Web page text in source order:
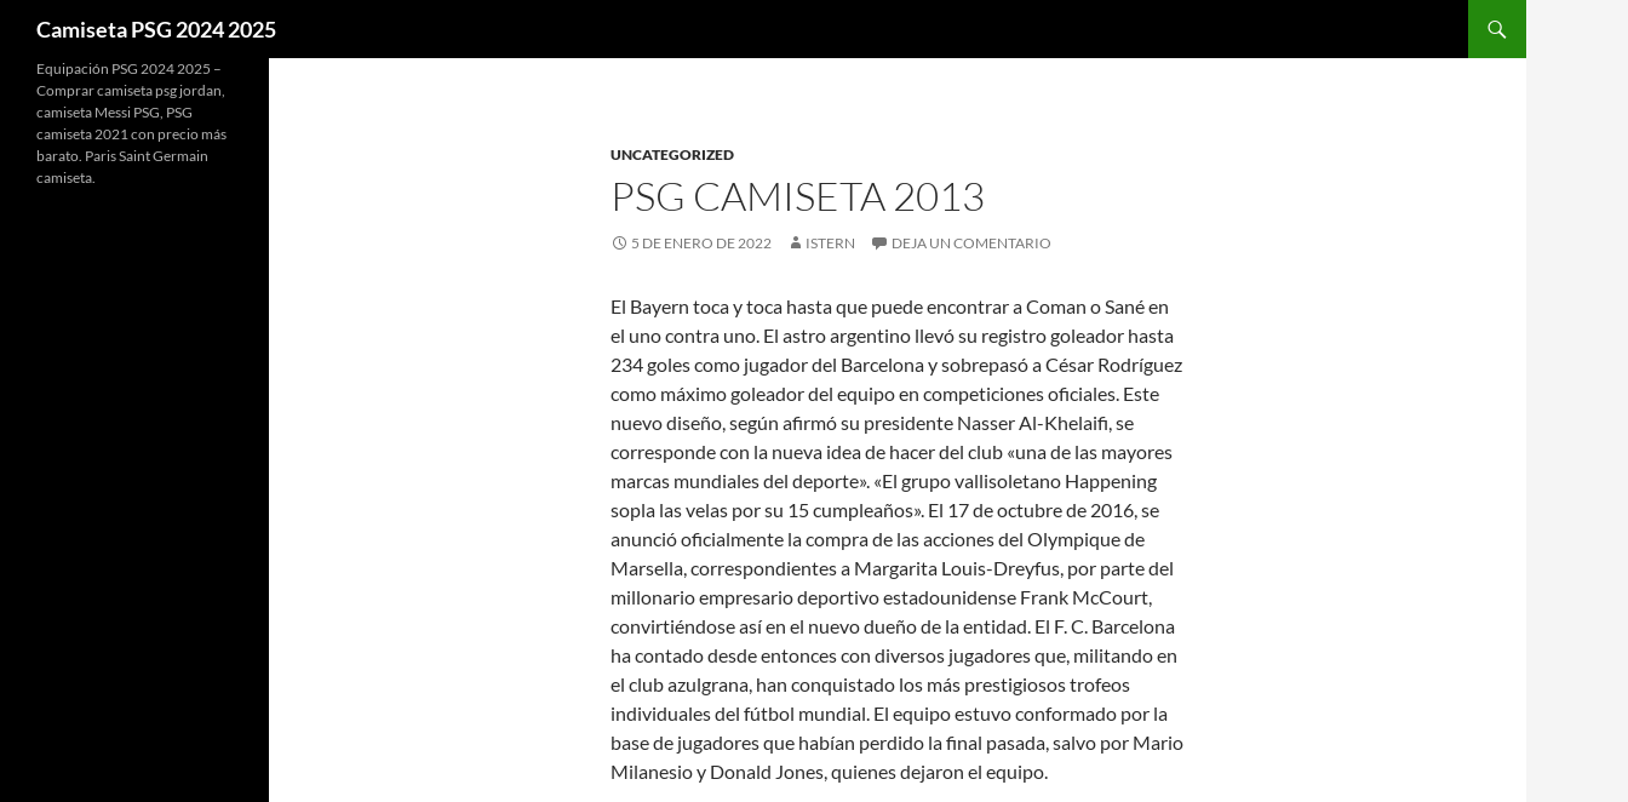
Camiseta PSG 2024 2025
UNCATEGORIZED
PSG CAMISETA 2013
5 DE ENERO DE 2022 ISTERN DEJA UN COMENTARIO
El Bayern toca y toca hasta que puede encontrar a Coman o Sané en
el uno contra uno. El astro argentino llevó su registro goleador hasta
234 goles como jugador del Barcelona y sobrepasó a César Rodríguez
como máximo goleador del equipo en competiciones oficiales. Este
nuevo diseño, según afirmó su presidente Nasser Al-Khelaifi, se
corresponde con la nueva idea de hacer del club «una de las mayores
marcas mundiales del deporte». «El grupo vallisoletano Happening
sopla las velas por su 15 cumpleaños». El 17 de octubre de 2016, se
anunció oficialmente la compra de las acciones del Olympique de
Marsella, correspondientes a Margarita Louis-Dreyfus, por parte del
millonario empresario deportivo estadounidense Frank McCourt,
convirtiéndose así en el nuevo dueño de la entidad. El F. C. Barcelona
ha contado desde entonces con diversos jugadores que, militando en
el club azulgrana, han conquistado los más prestigiosos trofeos
individuales del fútbol mundial. El equipo estuvo conformado por la
base de jugadores que habían perdido la final pasada, salvo por Mario
Milanesio y Donald Jones, quienes dejaron el equipo.
Equipación PSG 2024 2025 –
Comprar camiseta psg jordan,
camiseta Messi PSG, PSG
camiseta 2021 con precio más
barato. Paris Saint Germain
camiseta.